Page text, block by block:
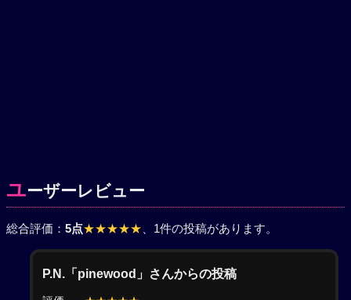
ユーザーレビュー
総合評価： 5点★★★★★ 、1件の投稿があります。
P.N.「pinewood」さんからの投稿